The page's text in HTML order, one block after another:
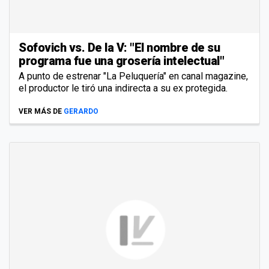
Sofovich vs. De la V: "El nombre de su
programa fue una grosería intelectual"
A punto de estrenar "La Peluquería" en canal magazine,
el productor le tiró una indirecta a su ex protegida.
VER MÁS DE GERARDO